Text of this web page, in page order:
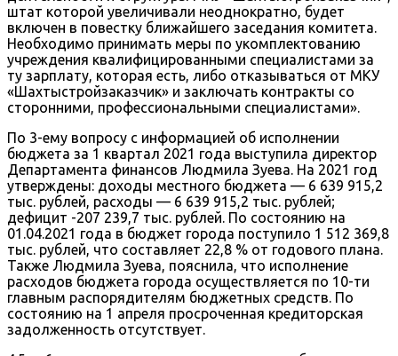
штат которой увеличивали неоднократно, будет
включен в повестку ближайшего заседания комитета.
Необходимо принимать меры по укомплектованию
учреждения квалифицированными специалистами за
ту зарплату, которая есть, либо отказываться от МКУ
«Шахтыстройзаказчик» и заключать контракты со
сторонними, профессиональными специалистами».
По 3-ему вопросу с информацией об исполнении
бюджета за 1 квартал 2021 года выступила директор
Департамента финансов Людмила Зуева. На 2021 год
утверждены: доходы местного бюджета — 6 639 915,2
тыс. рублей, расходы — 6 639 915,2 тыс. рублей;
дефицит -207 239,7 тыс. рублей. По состоянию на
01.04.2021 года в бюджет города поступило 1 512 369,8
тыс. рублей, что составляет 22,8 % от годового плана.
Также Людмила Зуева, пояснила, что исполнение
расходов бюджета города осуществляется по 10-ти
главным распорядителям бюджетных средств. По
состоянию на 1 апреля просроченная кредиторская
задолженность отсутствует.